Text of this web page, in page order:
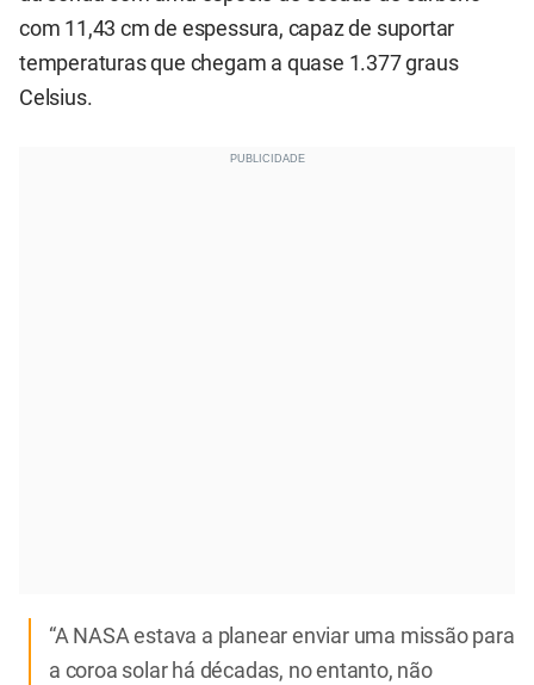
com 11,43 cm de espessura, capaz de suportar
temperaturas que chegam a quase 1.377 graus
Celsius.
“A NASA estava a planear enviar uma missão para
a coroa solar há décadas, no entanto, não